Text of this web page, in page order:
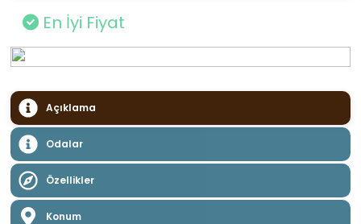
En İyi Fiyat
Açıklama
Odalar
Özellikler
Konum